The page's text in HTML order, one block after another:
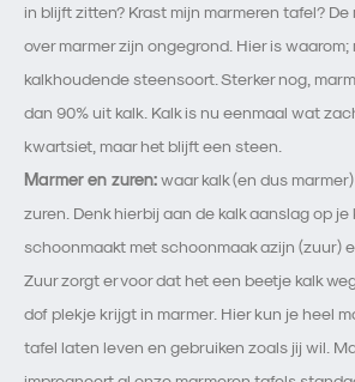
in blijft zitten? Krast mijn marmeren tafel?
over marmer zijn ongegrond. Hier is waarom;
kalkhoudende steensoort. Sterker nog,
dan 90% uit kalk. Kalk is nu eenmaal wat
kwartsiet, maar het blijft een steen.
Marmer en zuren:waar kalk (en dus
zuren. Denk hierbij aan de kalk aanslag op je
schoonmaakt met schoonmaak azijn (zuur)
Zuur zorgt er voor dat het een beetje kalk
dof plekje krijgt in marmer. Hier kun je heel
tafel laten leven en gebruiken zoals jij wil.